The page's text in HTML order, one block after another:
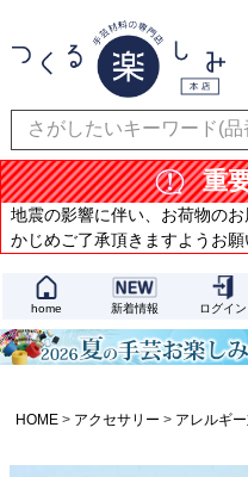
重
地震の影響に伴い、お荷物の
かじめご了承頂きますようお
home 新着情報 ログイン
HOME アクセサリー アレルギ